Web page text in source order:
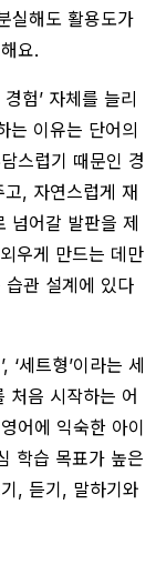
실해도 활용도가
요.
험’ 자체를 늘리
는 이유는 단어의
스럽기 때문인 경
, 자연스럽게 재
넘어갈 발판을 제
우게 만드는 데만
습관 설계에 있다
‘세트형’이라는 세
처음 시작하는 어
어에 익숙한 아이
학습 목표가 높은
, 듣기, 말하기와